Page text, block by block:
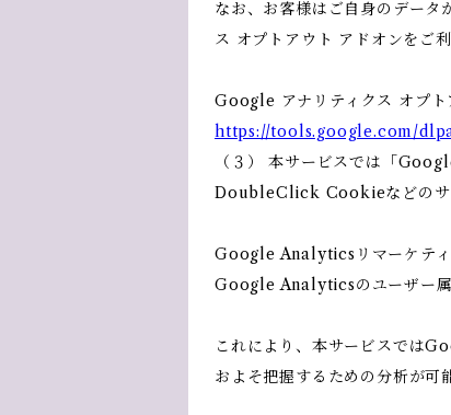
なお、お客様はご自身のデー
ス オプトアウト アドオンをご利
Google アナリティクス オプト
https://tools.google.com/
（３） 本サービスでは「
DoubleClick Cookieなどのサ
Google Analyticsリマーケテ
Google Analyticsのユーザー属
これにより、本サービスでは
およそ把握するための分析が可